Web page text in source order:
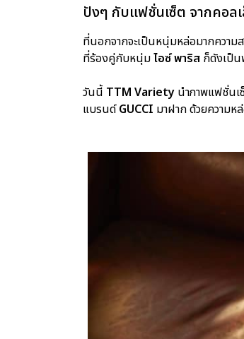
ปังๆ กับแฟชั่นเซ็ต จากคอ
ที่นอกจากจะเป็นหนุ่มหล่อมากความ
ที่ร้องคู่กับหนุ่มไอซ์ พาริส ก็ดังเป็
วันนี้ TTM Variety นำภาพแฟชั่นเ
แบรนด์GUCCI มาฝาก ด้วยความห